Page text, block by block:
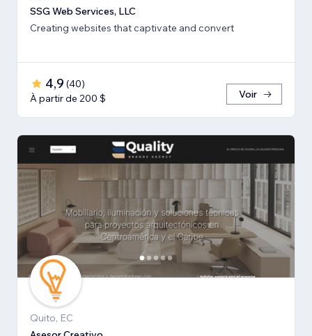
SSG Web Services, LLC
Creating websites that captivate and convert
4,9 (40)
À partir de 200 $
Voir
Quito, EC